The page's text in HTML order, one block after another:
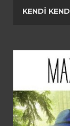
K
t
l
KENDI